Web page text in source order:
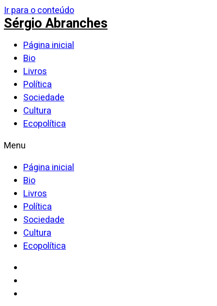
Ir para o conteúdo
Sérgio Abranches
Página inicial
Bio
Livros
Política
Sociedade
Cultura
Ecopolítica
Menu
Página inicial
Bio
Livros
Política
Sociedade
Cultura
Ecopolítica